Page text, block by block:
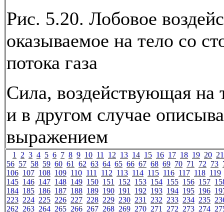
Рис. 5.20. Лобовое
оказываемое на тело со
потока газа
Сила, воздействующая на
и в другом случае
выражением
1 2 3 4 5 6 7 8 9 10 11 12 13 14 15 16 17 18 19 20 21
56 57 58 59 60 61 62 63 64 65 66 67 68 69 70 71 72 73
106 107 108 109 110 111 112 113 114 115 116 117 118 119
145 146 147 148 149 150 151 152 153 154 155 156 157
184 185 186 187 188 189 190 191 192 193 194 195 196
223 224 225 226 227 228 229 230 231 232 233 234 235
262 263 264 265 266 267 268 269 270 271 272 273 274